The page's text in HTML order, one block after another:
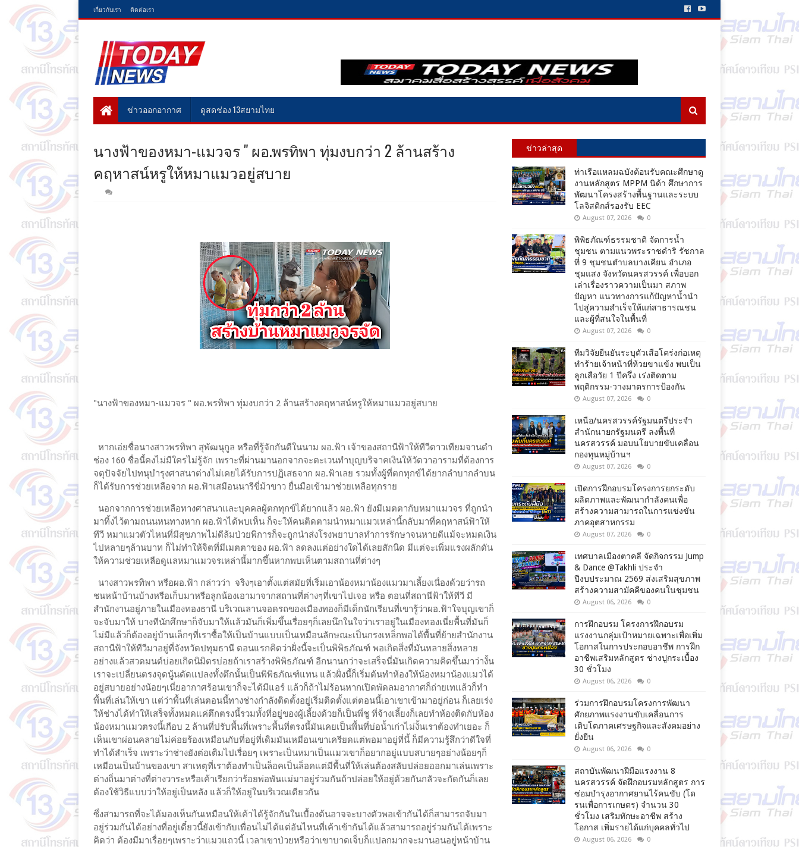
เกี่ยวกับเรา ติดต่อเรา
ข่าวออกอากาศ ดูสดช่อง 13สยามไทย
นางฟ้าของหมา-แมวจร " ผอ.พรทิพา ทุ่มงบกว่า 2 ล้านสร้าง
คฤหาสน์หรูให้หมาแมวอยู่สบาย
"นางฟ้าของหมา-แมวจร " ผอ.พรทิพา ทุ่มงบกว่า 2 ล้านสร้างคฤหาสน์หรูให้หมาแมวอยู่สบาย
หากเอ่ยชื่อนางสาวพรทิพา สุพัฒนุกูล หรือที่รู้จักกันดีในนาม ผอ.ฟ้า เจ้าของสถานีฟ้าให้ทีวีดาวเทียมจานดำ
ช่อง 160 ชื่อนี้คงไม่มีใครไม่รู้จัก เพราะที่ผ่านมานอกจากจะตะเวนทำบุญบริจาคเงินให้วัดวาอารามที่ต้องการ
จตุปัจจัยไปทนุบำรุงศาสนาต่างไม่เคยได้รับการปฏิเสธจาก ผอ.ฟ้าเลย รวมทั้งผู้ที่ตกทุกข์ได้ยากลำบากลำบน
ก็ได้รับการช่วยเหลือจาก ผอ.ฟ้าเสมือนนารีขี่ม้าขาว ยื่นมือเข้ามาช่วยเหลือทุกราย
นอกจากการช่วยเหลือทางศาสนาและบุคคลผู้ตกทุกข์ได้ยากแล้ว ผอ.ฟ้า ยังมีเมตตากับหมาแมวจร ที่ถูกนำ
มาทิ้งไว้ตามถนนหนทางหาก ผอ.ฟ้าได้พบเห็น ก็จะให้คนติดตามนำหมาแมวเหล่านี้กลับมาที่คฤหาสน์ฟ้าให้
ทีวี หมาแมวตัวไหนที่มีสุขภาพไม่ดีล้มป่วยพิการก็จะถูกนำส่งโรงพยาบาลทำการรักษาจนหายดีแม้จะหมดเงิน
ไปหลายๆล้านบาท ก็ไม่ทำให้จิตที่มีเมตตาของ ผอ.ฟ้า ลดลงแต่อย่างใดได้เลยสักนิด มีแต่จะเพิ่มแรงผลักดัน
ให้ความช่วยเหลือดูแลหมาแมวจรเหล่านี้มากขึ้นหากพบเห็นตามสถานที่ต่างๆ
นางสาวพรทิพา หรือผอ.ฟ้า กล่าวว่า จริงๆเอาตั้งแต่สมัยที่เริ่มเอาน้องหมาน้องแมวมาเลี้ยงเนื่องด้วยว่ารถ
ชนหน้าบ้านบ้างหรือเก็บมาหรือลูกน้องเอามาจากสถานที่ต่างๆที่เขาไปเจอ หรือ ตอนที่สถานีฟ้าให้ทีวี มี
สำนักงานอยู่ภายในเมืองทองธานี บริเวณลานจอดรถของเมืองทองก็มีเด็กนักเรียนที่เขารู้ว่าผอ.ฟ้าใจบุญเขาก็
จะจับมาให้ บางทีนักศึกษาก็จับมาให้แล้วมันก็เพิ่มขึ้นเรื่อยๆก็เลยนึกในใจว่าเราอยู่ในเมืองทองเนี่ยพื้นที่มันก็
ไม่มีแล้วก็ต้องอยู่บ้านเล็กๆที่เราซื้อให้เป็นบ้านแบบเป็นเหมือนลักษณะเป็นกรงเหล็กพอได้พื้นที่ย้ายสำนักงาน
สถานีฟ้าให้ทีวีมาอยู่ที่จังหวัดปทุมธานี ตอนแรกคิดว่าฝั่งนี้จะเป็นพิพิธภัณฑ์ พอเกิดสิ่งที่มันหลายสิ่งหลาย
อย่างแล้วสวดมนต์บ่อยเกิดนิมิตรบ่อยถ้าเราสร้างพิพิธภัณฑ์ อีกนานกว่าจะเสร็จนี่มันเกิดความคิดขึ้นมาว่างั้น
เราจะเปลี่ยนตรงจุดนู้นดัดแปลงทั้งตึกนั้นเป็นพิพิธภัณฑ์แทน แล้วฝั่งนี้ก็เริ่มต้นทำห้องให้น้องหมาน้องแมวได้
อยู่สบายอย่างน้อยๆเนี่ยอากาศร้อนเขาก็จะได้มีแอร์ แล้วก็ถ้าไม่ร้อนหากเปิดพัดลมอากาศก็ถ่ายเทแล้วก็ทำ
พื้นที่เล่นให้เขา แต่ว่าพื้นที่เล่นตอนนี้ทางช่างกำลังติดตั้งอยู่เริ่มติดตั้งแต่ตอนนี้เอาเขาเข้ามาอยู่ก่อน ก็เลยเร่ง
ให้ช่างได้ทำให้เสร็จทั้งหมดแค่ตึกตรงนี้รวมทั้งที่อยู่ของผู้เลี้ยงด้วยก็เป็นพี่ชู ที่จ้างเลี้ยงก็เลยทำห้องติดกับห้อง
น้องหมาแมวตรงนี้เกือบ 2 ล้านที่ปรับพื้นที่เพราะพื้นที่ตรงนี้มันเคยเป็นพื้นที่บ่อน้ำเก่าไม่งั้นเราต้องทำเยอะ ก็
เห็นเขาผ่อนคลายไม่ค่อยร้องเหมือนกับที่อยู่ที่เดิมมันเหมือนเขาเครียดแต่พอมาอยู่ที่นี้ ก็มีความรู้สึกว่าดีใจที่
ทำได้สำเร็จ เพราะว่าช่างยังต่อเติมไปเรื่อยๆ เพราะเป็นหมาเป็นแมวเขาก็อยากอยู่แบบสบายๆอย่างน้อยๆก็
เหมือนเป็นบ้านของเขา สาเหตุที่เราต้องทำเป็นล็อคเป็นล็อคแต่มีพื้นที่ให้เล่นต้องสลับปล่อยออกมาเล่นเพราะ
ต่างถิ่นมาต่างที่ต่างวาระหรือเค้าเรียกว่าร้อยพ่อพันแม่มาอยู่ร่วมกันถ้าปล่อยให้อยู่ด้วยกันกลัวจะกัดกันก็เลย
ต้องใช้วิธีแบบว่าให้อยู่เป็นหลัง แล้วก็ให้อยู่ในบริเวณเดียวกัน
ซึ่งสามารถที่จะได้มองเห็นกันเหมือนให้เค้าได้รู้จักกันในเบื้องต้นอาจจะบางตัวพอเข้ากันได้ก็สามารถจับมา
อยู่ร่วมกันได้อย่างที่อยู่เดี๋ยวนี้ยังเข้ากับเพื่อนไม่ได้แต่อันไหนที่เค้าเข้ากันได้แล้วสามารถอยู่ร่วมกันได้เพราะ
คิดว่า ต้องมีมาเรื่อยๆเพราะว่าแมวแถวนี้ เวลาเขาป่วยหรือว่าเขาบาดเจ็บก็แปลกมากจะมานอนอยู่หน้าบ้าน
ข่าวล่าสุด
ท่าเรือแหลมฉบังต้อนรับคณะศึกษาดู
งานหลักสูตร MPPM นิด้า ศึกษาการ
พัฒนาโครงสร้างพื้นฐานและระบบ
โลจิสติกส์รองรับ EEC
August 07, 2026 0
พิพิธภัณฑ์ธรรมชาติ จัดการน้ำ
ชุมชน ตามแนวพระราชดำริ รัชกาล
ที่ 9 ชุมชนตำบลบางเคียน อำเภอ
ชุมแสง จังหวัดนครสวรรค์ เพื่อบอก
เล่าเรื่องราวความเป็นมา สภาพ
ปัญหา แนวทางการแก้ปัญหาน้ำนำ
ไปสู่ความสำเร็จให้แก่สาธารณชน
และผู้ที่สนใจในพื้นที่
August 07, 2026 0
ทีมวิจัยยืนยันระบุตัวเสือโคร่งก่อเหตุ
ทำร้ายเจ้าหน้าที่ห้วยขาแข้ง พบเป็น
ลูกเสือวัย 1 ปีครึ่ง เร่งติดตาม
พฤติกรรม-วางมาตรการป้องกัน
August 07, 2026 0
เหนือ/นครสวรรค์รัฐมนตรีประจำ
สำนักนายกรัฐมนตรี ลงพื้นที่
นครสวรรค์ มอบนโยบายขับเคลื่อน
กองทุนหมู่บ้านฯ
August 07, 2026 0
เปิดการฝึกอบรมโครงการยกระดับ
ผลิตภาพและพัฒนากำลังคนเพื่อ
สร้างความสามารถในการแข่งขัน
ภาคอุตสาหกรรม
August 07, 2026 0
เทศบาลเมืองตาคลี จัดกิจกรรม Jump
& Dance @Takhli ประจำ
ปีงบประมาณ 2569 ส่งเสริมสุขภาพ
สร้างความสามัคคีของคนในชุมชน
August 06, 2026 0
การฝึกอบรม โครงการฝึกอบรม
แรงงานกลุ่มเป้าหมายเฉพาะเพื่อเพิ่ม
โอกาสในการประกอบอาชีพ การฝึก
อาชีพเสริมหลักสูตร ช่างปูกระเบื้อง
30 ชั่วโมง
August 06, 2026 0
ร่วมการฝึกอบรมโครงการพัฒนา
ศักยภาพแรงงานขับเคลื่อนการ
เติบโตภาคเศรษฐกิจและสังคมอย่าง
ยั่งยืน
August 06, 2026 0
สถาบันพัฒนาฝีมือแรงงาน 8
นครสวรรค์ จัดฝึกอบรมหลักสูตร การ
ซ่อมบำรุงอากาศยานไร้คนขับ (โด
รนเพื่อการเกษตร) จำนวน 30
ชั่วโมง เสริมทักษะอาชีพ สร้าง
โอกาส เพิ่มรายได้แก่บุคคลทั่วไป
August 06, 2026 0